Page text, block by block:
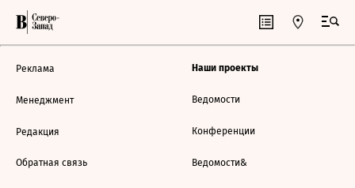
Реклама
Менеджмент
Редакция
Обратная связь
Наши проекты
Ведомости
Конференции
Ведомости&